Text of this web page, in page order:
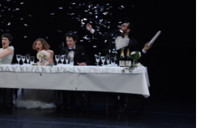
SAVE THE DATE